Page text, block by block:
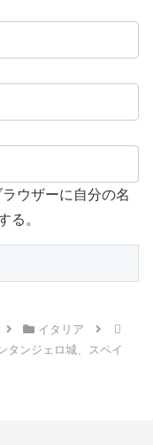
ウザーに自分の名
る。
イタリア
タンジェロ城、スペイ